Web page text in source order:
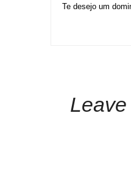
Te desejo um